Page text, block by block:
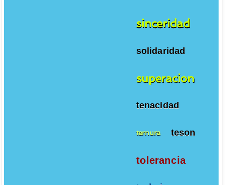
sinceridad
solidaridad
superacion
tenacidad
ternura teson
tolerancia